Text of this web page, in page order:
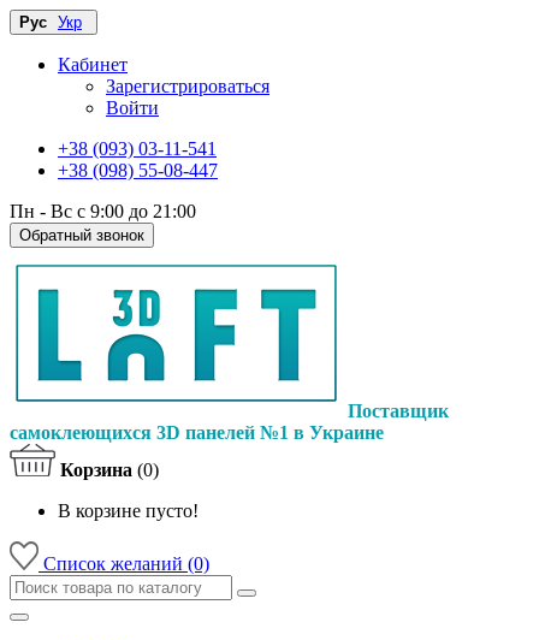
Рус Укр
Кабинет
Зарегистрироваться
Войти
+38 (093) 03-11-541
+38 (098) 55-08-447
Пн - Вс с 9:00 до 21:00
Обратный звонок
Поставщик
самоклеющихся 3D панелей №1 в Украине
Корзина (0)
В корзине пусто!
Список желаний (0)